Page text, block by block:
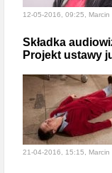
12-05-2016, 09:25, Marcin
Składka
Projekt ustawy
21-04-2016, 15:15, Marcin